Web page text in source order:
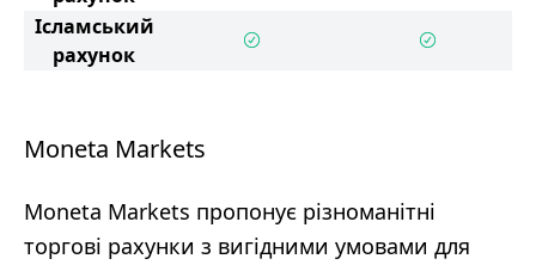
Ісламський
рахунок
Moneta Markets
Moneta Markets пропонує різноманітні
торгові рахунки з вигідними умовами для